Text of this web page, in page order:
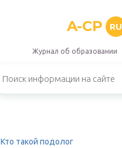
A-CP RU
Журнал об образовании
Кто такой подолог